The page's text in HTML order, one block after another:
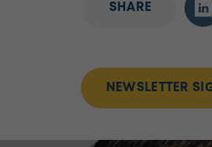
SHARE
NEWSLETTER